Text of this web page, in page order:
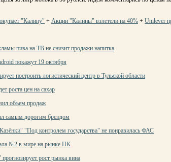
"Калину" + Акции "Калины" взлетели на 40% + Unilever
пива на ТВ не снизит продажи напитка
покажут 19 октября
построить логистический центр в Тульской области
роста цен на сахар
объем продаж
самым дорогим брендом
"Под контролем государства" не понравилась ФАС
№2 в мире на рынке ПК
рост рынка вина